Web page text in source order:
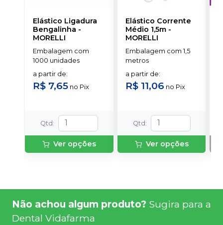
Elástico Ligadura
Bengalinha -
MORELLI
Embalagem com
1000 unidades
a partir de:
R$ 7,65 no Pix
Qtd :
Ver opções
Elástico Corrente
Médio 1,5m-
MORELLI
Embalagem com 1,5
metros
a partir de:
R$ 11,06 no Pix
Qtd :
Ver opções
Não achou algum produto? Sugira para a
Dental Vidafarma